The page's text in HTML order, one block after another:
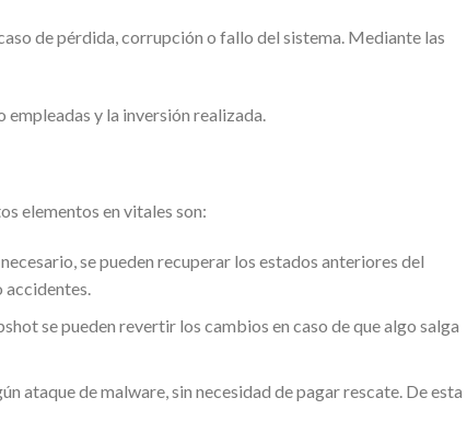
de pérdida, corrupción o fallo del sistema. Mediante las
y la inversión realizada.
elementos en vitales son:
se pueden recuperar los estados anteriores del
se pueden revertir los cambios en caso de que algo salga
ataque de malware, sin necesidad de pagar rescate. De esta